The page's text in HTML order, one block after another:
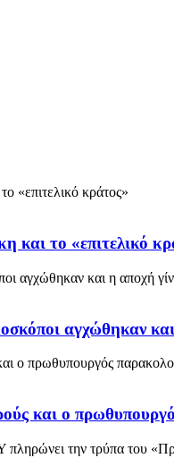
το «επιτελικό
αγχώθηκαν
και ο